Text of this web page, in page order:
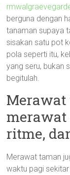
berguna dengan
tanaman supaya
sisakan satu pot
pola seperti itu,
yang seru, bukan
begitulah.
Merawat
merawat
ritme,
Merawat taman
waktu pagi